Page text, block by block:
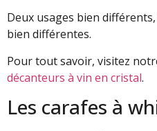
Deux usages bien
bien différentes.
Pour tout savoir, visitez
décanteurs à vin en cristal.
Les carafes à